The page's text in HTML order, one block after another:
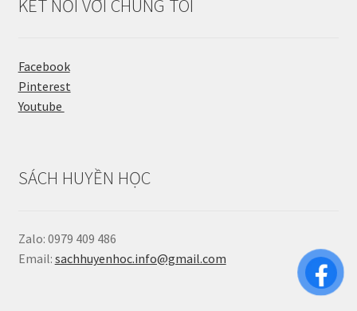
KẾT NỐI VỚI CHÚNG TÔI
Facebook
Pinterest
Youtube
SÁCH HUYỀN HỌC
Zalo: 0979 409 486
Email: sachhuyenhoc.info@gmail.com